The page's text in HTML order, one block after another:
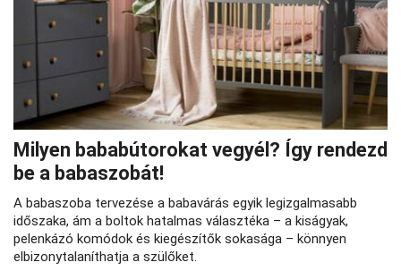
Milyen bababútorokat vegyél? Így rendezd
be a babaszobát!
A babaszoba tervezése a babavárás egyik legizgalmasabb
időszaka, ám a boltok hatalmas választéka – a kiságyak,
pelenkázó komódok és kiegészítők sokasága – könnyen
elbizonytalaníthatja a szülőket.